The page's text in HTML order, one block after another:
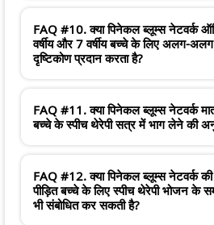
FAQ #10. क्या पिनेकल ब्लूम्स नेटवर्क
वर्षीय और 7 वर्षीय बच्चे के लिए अलग-अलग
दृष्टिकोण प्रदान करता है?
FAQ #11. क्या पिनेकल ब्लूम्स नेटवर्क
बच्चे के स्पीच थेरेपी सत्र में भाग लेने की
FAQ #12. क्या पिनेकल ब्लूम्स नेटवर्क
पीड़ित बच्चे के लिए स्पीच थेरेपी भोजन के
भी संबोधित कर सकती है?